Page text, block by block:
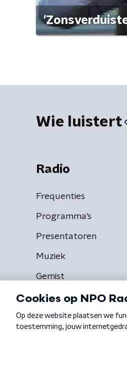
Wie luistert
Radio
Frequenties
Programma's
Presentatoren
Muziek
Gemist
Algemene voorwaarden